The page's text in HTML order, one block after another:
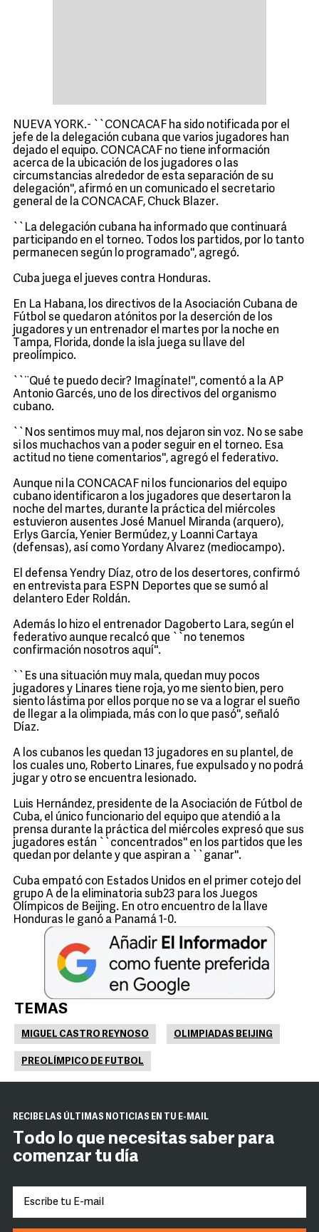
NUEVA YORK.- ``CONCACAF ha sido notificada por el
jefe de la delegación cubana que varios jugadores han
dejado el equipo. CONCACAF no tiene información
acerca de la ubicación de los jugadores o las
circumstancias alrededor de esta separación de su
delegación'', afirmó en un comunicado el secretario
general de la CONCACAF, Chuck Blazer.
``La delegación cubana ha informado que continuará
participando en el torneo. Todos los partidos, por lo tanto
permanecen según lo programado'', agregó.
Cuba juega el jueves contra Honduras.
En La Habana, los directivos de la Asociación Cubana de
Fútbol se quedaron atónitos por la deserción de los
jugadores y un entrenador el martes por la noche en
Tampa, Florida, donde la isla juega su llave del
preolímpico.
``¨Qué te puedo decir? ­Imagínate!'', comentó a la AP
Antonio Garcés, uno de los directivos del organismo
cubano.
``Nos sentimos muy mal, nos dejaron sin voz. No se sabe
si los muchachos van a poder seguir en el torneo. Esa
actitud no tiene comentarios'', agregó el federativo.
Aunque ni la CONCACAF ni los funcionarios del equipo
cubano identificaron a los jugadores que desertaron la
noche del martes, durante la práctica del miércoles
estuvieron ausentes José Manuel Miranda (arquero),
Erlys García, Yenier Bermúdez, y Loanni Cartaya
(defensas), así como Yordany Alvarez (mediocampo).
El defensa Yendry Díaz, otro de los desertores, confirmó
en entrevista para ESPN Deportes que se sumó al
delantero Eder Roldán.
Además lo hizo el entrenador Dagoberto Lara, según el
federativo aunque recalcó que ``no tenemos
confirmación nosotros aquí''.
``Es una situación muy mala, quedan muy pocos
jugadores y Linares tiene roja, yo me siento bien, pero
siento lástima por ellos porque no se va a lograr el sueño
de llegar a la olimpiada, más con lo que pasó'', señaló
Díaz.
A los cubanos les quedan 13 jugadores en su plantel, de
los cuales uno, Roberto Linares, fue expulsado y no podrá
jugar y otro se encuentra lesionado.
Luis Hernández, presidente de la Asociación de Fútbol de
Cuba, el único funcionario del equipo que atendió a la
prensa durante la práctica del miércoles expresó que sus
jugadores están ``concentrados'' en los partidos que les
quedan por delante y que aspiran a ``ganar''.
Cuba empató con Estados Unidos en el primer cotejo del
grupo A de la eliminatoria sub23 para los Juegos
Olímpicos de Beijing. En otro encuentro de la llave
Honduras le ganó a Panamá 1-0.
TEMAS
MIGUEL CASTRO REYNOSO OLIMPIADAS BEIJING
PREOLÍMPICO DE FUTBOL
RECIBE LAS ÚLTIMAS NOTICIAS EN TU E-MAIL
Todo lo que necesitas saber para
comenzar tu día